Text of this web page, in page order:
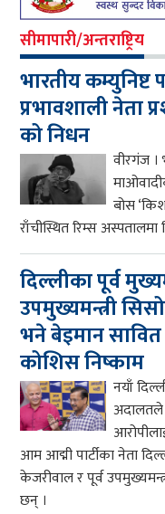
सीमापारी/अन्तराष्ट्रिय
भारतीय कम्युनिष्ट
प्रभावशाली नेता
को निधन
वीरगंज ।
बोस
राँचीस्थित रिम्स
दिल्लीका पूर्व
उपमुख्यमन्त्री
भने बेइमान
कोशिस निष्काम
नयाँ
अदालतले
आम आद्मी पार्टीका नेता
केजरीवाल र पूर्व
छन् ।